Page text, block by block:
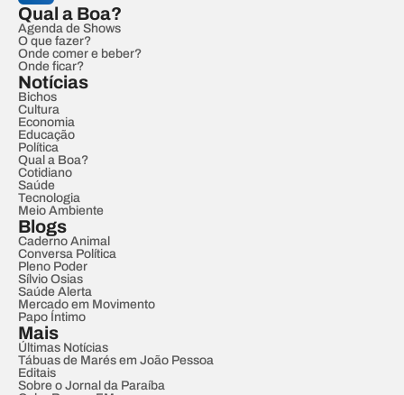
Qual a Boa?
Agenda de Shows
O que fazer?
Onde comer e beber?
Onde ficar?
Notícias
Bichos
Cultura
Economia
Educação
Política
Qual a Boa?
Cotidiano
Saúde
Tecnologia
Meio Ambiente
Blogs
Caderno Animal
Conversa Política
Pleno Poder
Sílvio Osias
Saúde Alerta
Mercado em Movimento
Papo Íntimo
Mais
Últimas Notícias
Tábuas de Marés em João Pessoa
Editais
Sobre o Jornal da Paraíba